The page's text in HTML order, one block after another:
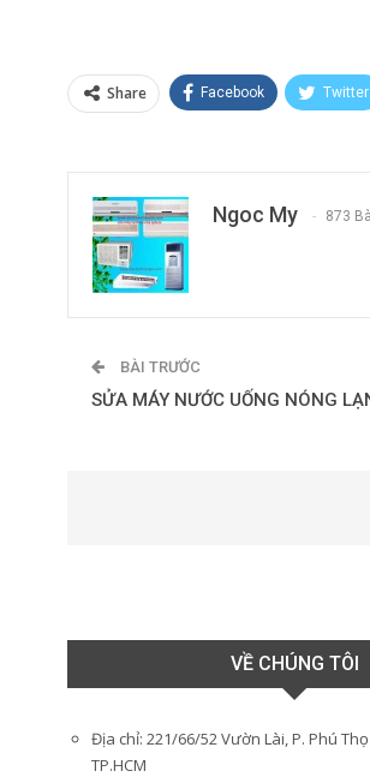
Share Facebook Twitter
Ngoc My 873
BÀI TRƯỚC
SỬA MÁY NƯỚC UỐNG NÓNG
VỀ CHÚNG TÔI
Địa chỉ: 221/66/52 Vườn Lài, P. Phú
TP.HCM